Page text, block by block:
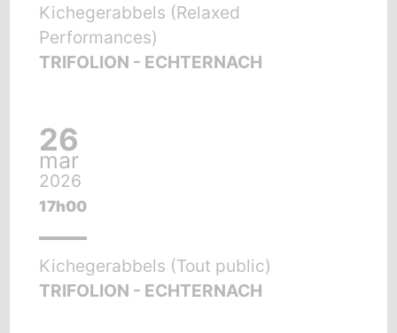
Kichegerabbels (Relaxed
Performances)
TRIFOLION - ECHTERNACH
26
mar
2026
17h00
Kichegerabbels (Tout public)
TRIFOLION - ECHTERNACH